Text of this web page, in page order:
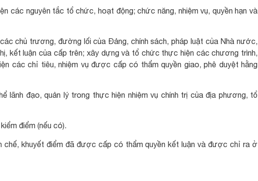
các nguyên tắc tổ chức, hoạt động; chức năng, nhiệm vụ, quyền hạn và
chủ trương, đường lối của Đảng, chính sách, pháp luật của Nhà nước,
kết luận của cấp trên; xây dựng và tổ chức thực hiện các chương trình,
các chỉ tiêu, nhiệm vụ được cấp có thẩm quyền giao, phê duyệt hằng
lãnh đạo, quản lý trong thực hiện nhiệm vụ chính trị của địa phương, tổ
điểm (nếu có).
chế, khuyết điểm đã được cấp có thẩm quyền kết luận và được chỉ ra ở